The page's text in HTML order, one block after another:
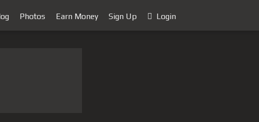
Photos Earn Money Sign Up Login